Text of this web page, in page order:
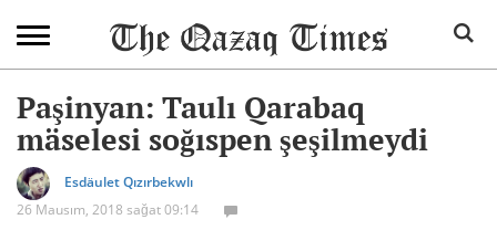
Paşinyan: Taulı Qarabaq
mäselesi soğıspen şeşilmeydi
Esdäulet Qızırbekwlı
26 Mausım, 2018 sağat 09:14